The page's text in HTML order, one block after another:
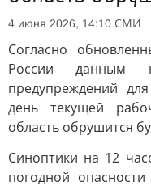
4 июня 2026, 14:10 СМИ
Согласно
России данным
предупреждений
день текущей
область обрушится
Синоптики на 12
погодной